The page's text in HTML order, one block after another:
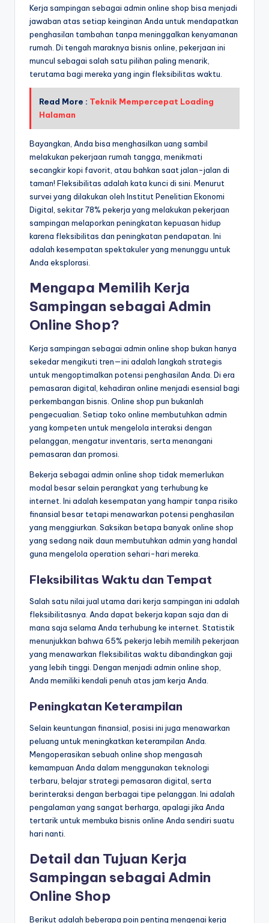
Kerja sampingan sebagai admin online shop bisa menjadi
jawaban atas setiap keinginan Anda untuk mendapatkan
penghasilan tambahan tanpa meninggalkan kenyamanan
rumah. Di tengah maraknya bisnis online, pekerjaan ini
muncul sebagai salah satu pilihan paling menarik,
terutama bagi mereka yang ingin fleksibilitas waktu.
Read More : Teknik Mempercepat Loading
Halaman
Bayangkan, Anda bisa menghasilkan uang sambil
melakukan pekerjaan rumah tangga, menikmati
secangkir kopi favorit, atau bahkan saat jalan-jalan di
taman! Fleksibilitas adalah kata kunci di sini. Menurut
survei yang dilakukan oleh Institut Penelitian Ekonomi
Digital, sekitar 78% pekerja yang melakukan pekerjaan
sampingan melaporkan peningkatan kepuasan hidup
karena fleksibilitas dan peningkatan pendapatan. Ini
adalah kesempatan spektakuler yang menunggu untuk
Anda eksplorasi.
Mengapa Memilih Kerja
Sampingan sebagai Admin
Online Shop?
Kerja sampingan sebagai admin online shop bukan hanya
sekedar mengikuti tren—ini adalah langkah strategis
untuk mengoptimalkan potensi penghasilan Anda. Di era
pemasaran digital, kehadiran online menjadi esensial bagi
perkembangan bisnis. Online shop pun bukanlah
pengecualian. Setiap toko online membutuhkan admin
yang kompeten untuk mengelola interaksi dengan
pelanggan, mengatur inventaris, serta menangani
pemasaran dan promosi.
Bekerja sebagai admin online shop tidak memerlukan
modal besar selain perangkat yang terhubung ke
internet. Ini adalah kesempatan yang hampir tanpa risiko
finansial besar tetapi menawarkan potensi penghasilan
yang menggiurkan. Saksikan betapa banyak online shop
yang sedang naik daun membutuhkan admin yang handal
guna mengelola operation sehari-hari mereka.
Fleksibilitas Waktu dan Tempat
Salah satu nilai jual utama dari kerja sampingan ini adalah
fleksibilitasnya. Anda dapat bekerja kapan saja dan di
mana saja selama Anda terhubung ke internet. Statistik
menunjukkan bahwa 65% pekerja lebih memilih pekerjaan
yang menawarkan fleksibilitas waktu dibandingkan gaji
yang lebih tinggi. Dengan menjadi admin online shop,
Anda memiliki kendali penuh atas jam kerja Anda.
Peningkatan Keterampilan
Selain keuntungan finansial, posisi ini juga menawarkan
peluang untuk meningkatkan keterampilan Anda.
Mengoperasikan sebuah online shop mengasah
kemampuan Anda dalam menggunakan teknologi
terbaru, belajar strategi pemasaran digital, serta
berinteraksi dengan berbagai tipe pelanggan. Ini adalah
pengalaman yang sangat berharga, apalagi jika Anda
tertarik untuk membuka bisnis online Anda sendiri suatu
hari nanti.
Detail dan Tujuan Kerja
Sampingan sebagai Admin
Online Shop
Berikut adalah beberapa poin penting mengenai kerja